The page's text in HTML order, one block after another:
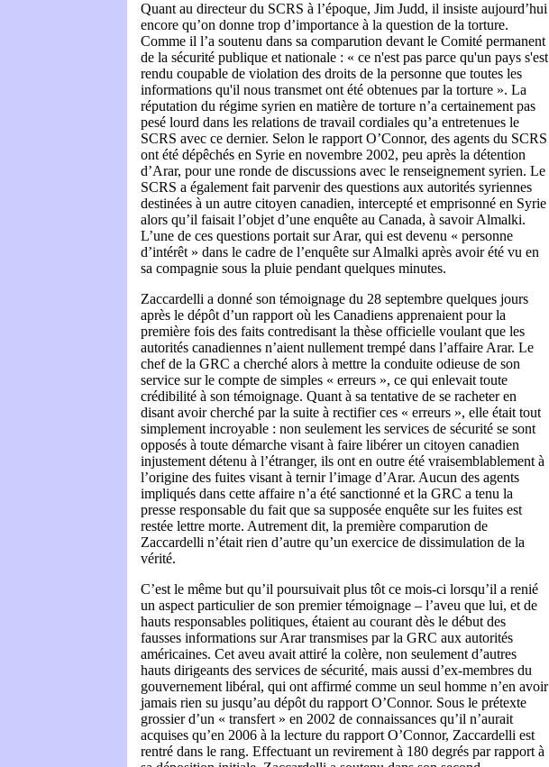
Quant au directeur du SCRS à l’époque, Jim Judd, il insiste aujourd’hui
encore qu’on donne trop d’importance à la question de la torture.
Comme il l’a soutenu dans sa comparution devant le Comité permanent
de la sécurité publique et nationale : « ce n'est pas parce qu'un pays s'est
rendu coupable de violation des droits de la personne que toutes les
informations qu'il nous transmet ont été obtenues par la torture ». La
réputation du régime syrien en matière de torture n’a certainement pas
pesé lourd dans les relations de travail cordiales qu’a entretenues le
SCRS avec ce dernier. Selon le rapport O’Connor, des agents du SCRS
ont été dépêchés en Syrie en novembre 2002, peu après la détention
d’Arar, pour une ronde de discussions avec le renseignement syrien. Le
SCRS a également fait parvenir des questions aux autorités syriennes
destinées à un autre citoyen canadien, intercepté et emprisonné en Syrie
alors qu’il faisait l’objet d’une enquête au Canada, à savoir Almalki.
L’une de ces questions portait sur Arar, qui est devenu « personne
d’intérêt » dans le cadre de l’enquête sur Almalki après avoir été vu en
sa compagnie sous la pluie pendant quelques minutes.
Zaccardelli a donné son témoignage du 28 septembre quelques jours
après le dépôt d’un rapport où les Canadiens apprenaient pour la
première fois des faits contredisant la thèse officielle voulant que les
autorités canadiennes n’aient nullement trempé dans l’affaire Arar. Le
chef de la GRC a cherché alors à mettre la conduite odieuse de son
service sur le compte de simples « erreurs », ce qui enlevait toute
crédibilité à son témoignage. Quant à sa tentative de se racheter en
disant avoir cherché par la suite à rectifier ces « erreurs », elle était tout
simplement incroyable : non seulement les services de sécurité se sont
opposés à toute démarche visant à faire libérer un citoyen canadien
injustement détenu à l’étranger, ils ont en outre été vraisemblablement à
l’origine des fuites visant à ternir l’image d’Arar. Aucun des agents
impliqués dans cette affaire n’a été sanctionné et la GRC a tenu la
presse responsable du fait que sa supposée enquête sur les fuites est
restée lettre morte. Autrement dit, la première comparution de
Zaccardelli n’était rien d’autre qu’un exercice de dissimulation de la
vérité.
C’est le même but qu’il poursuivait plus tôt ce mois-ci lorsqu’il a renié
un aspect particulier de son premier témoignage – l’aveu que lui, et de
hauts responsables politiques, étaient au courant dès le début des
fausses informations sur Arar transmises par la GRC aux autorités
américaines. Cet aveu avait attiré la colère, non seulement d’autres
hauts dirigeants des services de sécurité, mais aussi d’ex-membres du
gouvernement libéral, qui ont affirmé comme un seul homme n’en avoir
jamais rien su jusqu’au dépôt du rapport O’Connor. Sous le prétexte
grossier d’un « transfert » en 2002 de connaissances qu’il n’aurait
acquises qu’en 2006 à la lecture du rapport O’Connor, Zaccardelli est
rentré dans le rang. Effectuant un revirement à 180 degrés par rapport à